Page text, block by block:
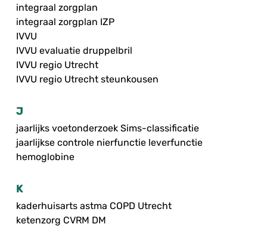
integraal zorgplan
integraal zorgplan IZP
IVVU
IVVU evaluatie druppelbril
IVVU regio Utrecht
IVVU regio Utrecht steunkousen
J
jaarlijks voetonderzoek Sims-classificatie
jaarlijkse controle nierfunctie leverfunctie
hemoglobine
K
kaderhuisarts astma COPD Utrecht
ketenzorg CVRM DM